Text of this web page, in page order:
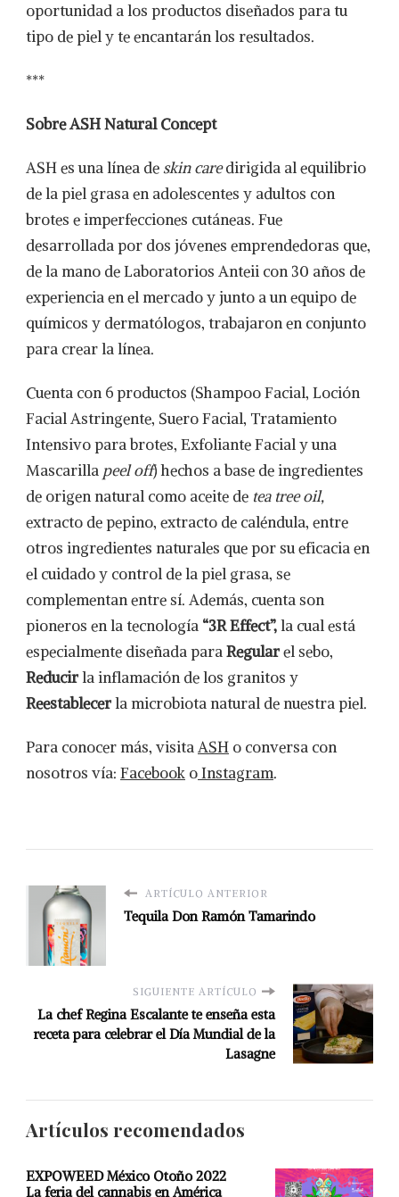
oportunidad a los productos diseñados para tu
tipo de piel y te encantarán los resultados.
***
Sobre ASH Natural Concept
ASH es una línea deskin caredirigida al equilibrio
de la piel grasa en adolescentes y adultos con
brotes e imperfecciones cutáneas. Fue
desarrollada por dos jóvenes emprendedoras que,
de la mano de Laboratorios Anteii con 30 años de
experiencia en el mercado y junto a un equipo de
químicos y dermatólogos, trabajaron en conjunto
para crear la línea.
Cuenta con 6 productos (Shampoo Facial, Loción
Facial Astringente, Suero Facial, Tratamiento
Intensivo para brotes, Exfoliante Facial y una
Mascarilla peel off) hechos a base de ingredientes
de origen natural como aceite de tea tree oil,
extracto de pepino, extracto de caléndula, entre
otros ingredientes naturales que por su eficacia en
el cuidado y control de la piel grasa, se
complementan entre sí. Además, cuenta son
pioneros en la tecnología “3R Effect”,la cual está
especialmente diseñada paraRegularel sebo,
Reducirla inflamación de los granitos y
Reestablecerla microbiota natural de nuestra piel.
Para conocer más, visitaASH o conversa con
nosotros vía: Facebook oInstagram.
ARTÍCULO ANTERIOR
Tequila Don Ramón Tamarindo
SIGUIENTE ARTÍCULO
La chef Regina Escalante te enseña esta
receta para celebrar el Día Mundial de la
Lasagne
Artículos recomendados
EXPOWEED México Otoño 2022
La feria del cannabis en América